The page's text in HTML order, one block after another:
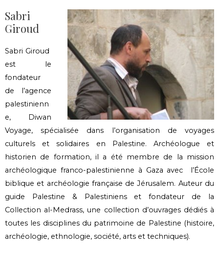
Sabri
Giroud
Sabri Giroud
est le
fondateur
de l’agence
palestinienn
e, Diwan
Voyage, spécialisée dans l’organisation de voyages
culturels et solidaires en Palestine. Archéologue et
historien de formation, il a été membre de la mission
archéologique franco-palestinienne à Gaza avec l’École
biblique et archéologie française de Jérusalem. Auteur du
guide Palestine & Palestiniens et fondateur de la
Collection al-Medrass, une collection d’ouvrages dédiés à
toutes les disciplines du patrimoine de Palestine (histoire,
archéologie, ethnologie, société, arts et techniques).